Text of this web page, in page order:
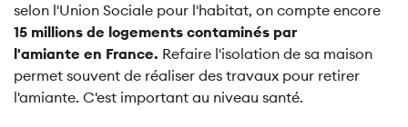
selon l'Union Sociale pour l'habitat, on compte encore
15 millions de logements contaminés par
l'amiante en France. Refaire l'isolation de sa maison
permet souvent de réaliser des travaux pour retirer
l'amiante. C'est important au niveau santé.